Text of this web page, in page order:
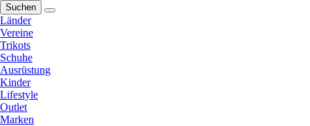
Suchen
Länder
Vereine
Trikots
Schuhe
Ausrüstung
Kinder
Lifestyle
Outlet
Marken